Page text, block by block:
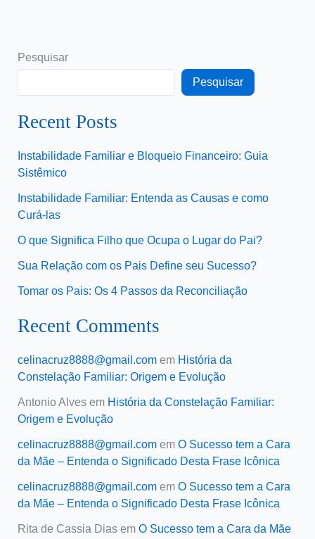
Pesquisar
Pesquisar
Recent Posts
Instabilidade Familiar e Bloqueio Financeiro: Guia
Sistêmico
Instabilidade Familiar: Entenda as Causas e como
Curá-las
O que Significa Filho que Ocupa o Lugar do Pai?
Sua Relação com os Pais Define seu Sucesso?
Tomar os Pais: Os 4 Passos da Reconciliação
Recent Comments
celinacruz8888@gmail.comem História da
Constelação Familiar: Origem e Evolução
Antonio Alvesem História da Constelação Familiar:
Origem e Evolução
celinacruz8888@gmail.comem O Sucesso tem a Cara
da Mãe – Entenda o Significado Desta Frase Icônica
celinacruz8888@gmail.comem O Sucesso tem a Cara
da Mãe – Entenda o Significado Desta Frase Icônica
Rita de Cassia Diasem O Sucesso tem a Cara da Mãe